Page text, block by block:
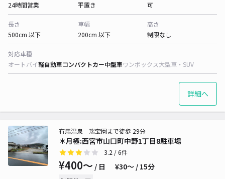
24時間営業
平置き
可
長さ
500cm 以下
車幅
200cm 以下
高さ
制限なし
対応車種
オートバイ軽自動車コンパクトカー中型車ワンボックス大型車・SUV
詳細へ
＊月極:西宮市山口町中野1丁目8駐車場
有馬温泉 瑞宝園まで徒歩 29分
3.2 / 6件
¥400〜 / 日 ¥30〜 / 15分